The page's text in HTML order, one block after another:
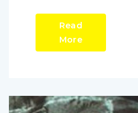
Read
More